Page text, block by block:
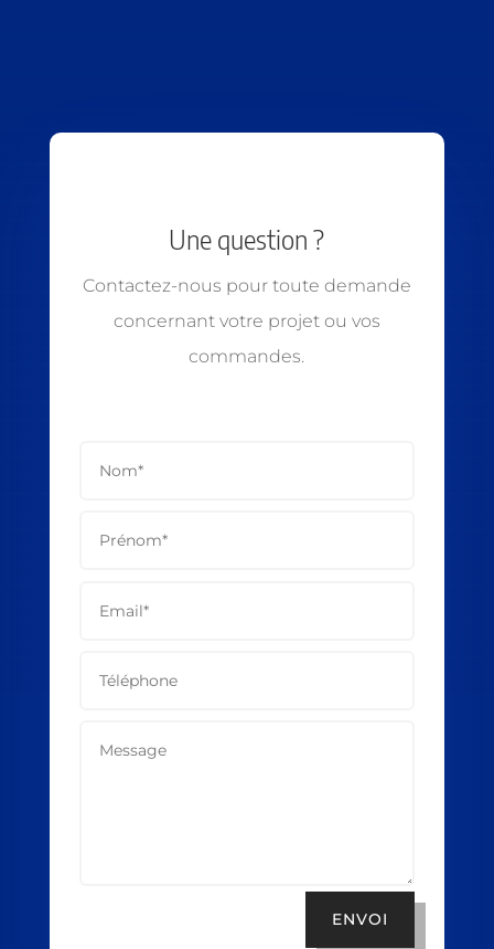
Une question ?
Contactez-nous pour toute demande
concernant votre projet ou vos
commandes.
ENVOI